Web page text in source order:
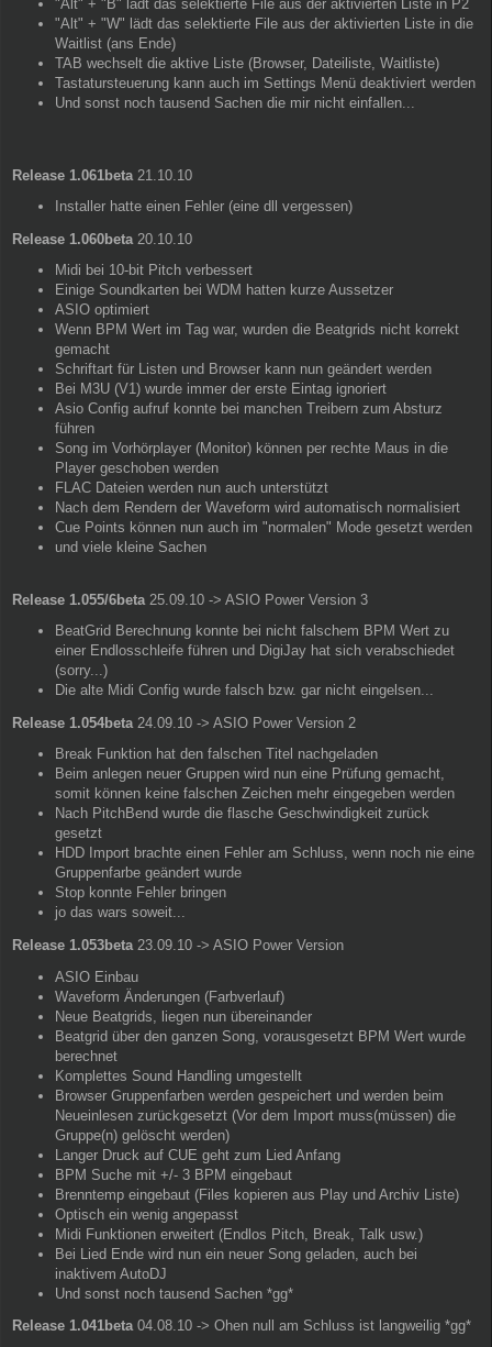
"Alt" + "B" lädt das selektierte File aus der aktivierten Liste in P2
"Alt" + "W" lädt das selektierte File aus der aktivierten Liste in die
Waitlist (ans Ende)
TAB wechselt die aktive Liste (Browser, Dateiliste, Waitliste)
Tastatursteuerung kann auch im Settings Menü deaktiviert werden
Und sonst noch tausend Sachen die mir nicht einfallen...
Release 1.061beta 21.10.10
Installer hatte einen Fehler (eine dll vergessen)
Release 1.060beta 20.10.10
Midi bei 10-bit Pitch verbessert
Einige Soundkarten bei WDM hatten kurze Aussetzer
ASIO optimiert
Wenn BPM Wert im Tag war, wurden die Beatgrids nicht korrekt
gemacht
Schriftart für Listen und Browser kann nun geändert werden
Bei M3U (V1) wurde immer der erste Eintag ignoriert
Asio Config aufruf konnte bei manchen Treibern zum Absturz
führen
Song im Vorhörplayer (Monitor) können per rechte Maus in die
Player geschoben werden
FLAC Dateien werden nun auch unterstützt
Nach dem Rendern der Waveform wird automatisch normalisiert
Cue Points können nun auch im "normalen" Mode gesetzt werden
und viele kleine Sachen
Release 1.055/6beta25.09.10 -> ASIO Power Version 3
BeatGrid Berechnung konnte bei nicht falschem BPM Wert zu
einer Endlosschleife führen und DigiJay hat sich verabschiedet
(sorry...)
Die alte Midi Config wurde falsch bzw. gar nicht eingelsen...
Release 1.054beta24.09.10 -> ASIO Power Version 2
Break Funktion hat den falschen Titel nachgeladen
Beim anlegen neuer Gruppen wird nun eine Prüfung gemacht,
somit können keine falschen Zeichen mehr eingegeben werden
Nach PitchBend wurde die flasche Geschwindigkeit zurück
gesetzt
HDD Import brachte einen Fehler am Schluss, wenn noch nie eine
Gruppenfarbe geändert wurde
Stop konnte Fehler bringen
jo das wars soweit...
Release 1.053beta23.09.10 -> ASIO Power Version
ASIO Einbau
Waveform Änderungen (Farbverlauf)
Neue Beatgrids, liegen nun übereinander
Beatgrid über den ganzen Song, vorausgesetzt BPM Wert wurde
berechnet
Komplettes Sound Handling umgestellt
Browser Gruppenfarben werden gespeichert und werden beim
Neueinlesen zurückgesetzt (Vor dem Import muss(müssen) die
Gruppe(n) gelöscht werden)
Langer Druck auf CUE geht zum Lied Anfang
BPM Suche mit +/- 3 BPM eingebaut
Brenntemp eingebaut (Files kopieren aus Play und Archiv Liste)
Optisch ein wenig angepasst
Midi Funktionen erweitert (Endlos Pitch, Break, Talk usw.)
Bei Lied Ende wird nun ein neuer Song geladen, auch bei
inaktivem AutoDJ
Und sonst noch tausend Sachen *gg*
Release 1.041beta04.08.10 -> Ohen null am Schluss ist langweilig *gg*